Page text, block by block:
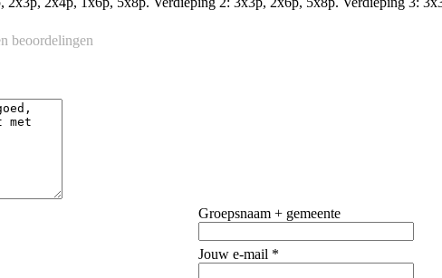
beoordelingen
Groepsnaam + gemeente
Jouw e-mail *